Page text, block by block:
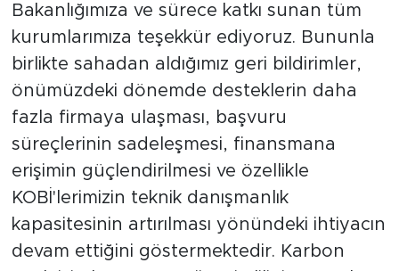
Bakanlığımıza ve sürece katkı sunan tüm
kurumlarımıza teşekkür ediyoruz. Bununla
birlikte sahadan aldığımız geri bildirimler,
önümüzdeki dönemde desteklerin daha
fazla firmaya ulaşması, başvuru
süreçlerinin sadeleşmesi, finansmana
erişimin güçlendirilmesi ve özellikle
KOBİ'lerimizin teknik danışmanlık
kapasitesinin artırılması yönündeki ihtiyacın
devam ettiğini göstermektedir. Karbon